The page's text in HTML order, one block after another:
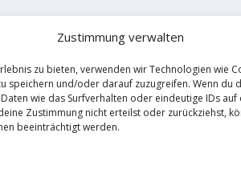
Zustimmung verwalten
zu bieten, verwenden wir Technologien wie
speichern und/oder darauf zuzugreifen. Wenn du
wie das Surfverhalten oder eindeutige IDs
Zustimmung nicht erteilst oder zurückziehst,
beeinträchtigt werden.